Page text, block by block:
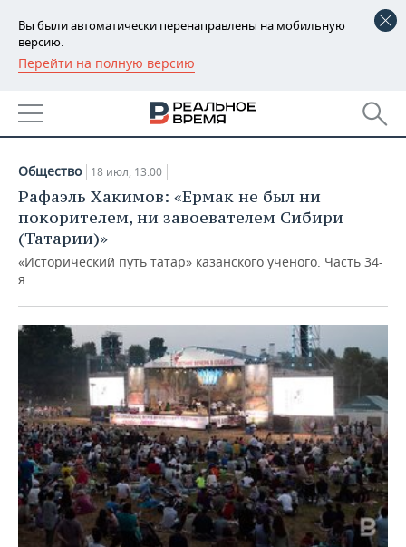
Вы были автоматически перенаправлены на мобильную
версию.
Перейти на полную версию
РЕГИОНЫ
БАШКОРТОСТАН
УДМУРТИЯ
НОВОСТИ
НОВОСТИ АНАЛИТИКИ
ДЕКЛАРАЦИИ О ДОХОДАХ
КОРОЛИ ГОСЗАКАЗА ПФО
КОМУ ПРИНАДЛЕЖАТ
ТОРГОВЫЕ ЦЕНТРЫ
ТАТАРСТАНА
ЭКОНОМИКА
НОВОСТИ ЭКОНОМИКИ
ФИНАНСЫ
БЮДЖЕТ
ИНВЕСТИЦИИ
ПРОМЫШЛЕННОСТЬ
НОВОСТИ
ПРОМЫШЛЕННОСТИ
АГРОПРОМ
МАШИНОСТРОЕНИЕ
НЕФТЕХИМИЯ
НЕФТЬ
ОПК
ЭНЕРГЕТИКА
НЕДВИЖИМОСТЬ
НОВОСТИ АВТО
НОВОСТИ БИЗНЕСА
РОЗНИЧНАЯ ТОРГОВЛЯ
ТРАНСПОРТ
УСЛУГИ
ТЕХНОЛОГИИ
НОВОСТИ ТЕХНОЛОГИЙ
IT
МЕДИА
МЕРОПРИЯТИЯ
НОВОСТИ МЕРОПРИЯТИЙ
ВЫЕЗДНАЯ РЕДАКЦИЯ
СПОРТ
НОВОСТИ СПОРТА
ОБЩЕСТВО
18.07.2021
Общество 18 июл, 13:00
Рафаэль Хакимов: «Ермак не был ни
покорителем, ни завоевателем Сибири
(Татарии)»
«Исторический путь татар» казанского ученого. Часть 34-
я